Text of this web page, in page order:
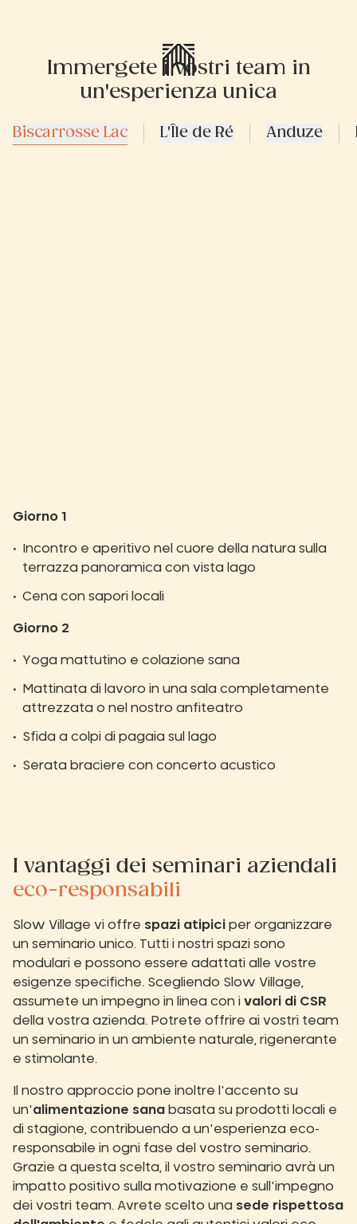
Immergete i vostri team in
un'esperienza unica
Biscarrosse Lac L'Île de Ré Anduze
Giorno 1
Incontro e aperitivo nel cuore della natura sulla
terrazza panoramica con vista lago
Cena con sapori locali
Giorno 2
Yoga mattutino e colazione sana
Mattinata di lavoro in una sala completamente
attrezzata o nel nostro anfiteatro
Sfida a colpi di pagaia sul lago
Serata braciere con concerto acustico
I vantaggi dei seminari aziendali
eco-responsabili
Slow Village vi offre spazi atipici per organizzare
un seminario unico. Tutti i nostri spazi sono
modulari e possono essere adattati alle vostre
esigenze specifiche. Scegliendo Slow Village,
assumete un impegno in linea con i valori di CSR
della vostra azienda. Potrete offrire ai vostri team
un seminario in un ambiente naturale, rigenerante
e stimolante.
Il nostro approccio pone inoltre l'accento su
un'alimentazione sana basata su prodotti locali e
di stagione, contribuendo a un'esperienza eco-
responsabile in ogni fase del vostro seminario.
Grazie a questa scelta, il vostro seminario avrà un
impatto positivo sulla motivazione e sull'impegno
dei vostri team. Avrete scelto una sede rispettosa